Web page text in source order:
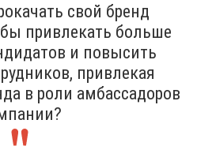
свой бренд
привлекать больше
и повысить
привлекая
в роли амбассадоров